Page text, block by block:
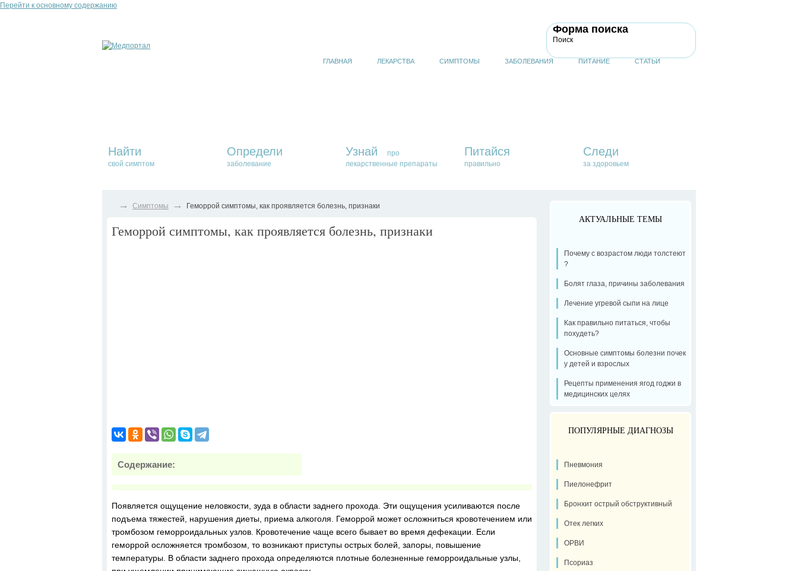
Перейти к основному содержанию
Форма поиска
Поиск
ГЛАВНАЯ ЛЕКАРСТВА СИМПТОМЫ ЗАБОЛЕВАНИЯ ПИТАНИЕ СТАТЬИ
Найти
свой симптом
Определи
заболевание
Узнай
про
лекарственные препараты
Питайся
правильно
Следи
за здоровьем
→ Симптомы → Геморрой симптомы, как проявляется болезнь, признаки
Геморрой симптомы, как проявляется болезнь, признаки
Содержание:
Появляется ощущение неловкости, зуда в области заднего прохода. Эти ощущения усиливаются после
подъема тяжестей, нарушения диеты, приема алкоголя. Геморрой может осложниться кровотечением или
тромбозом геморроидальных узлов. Кровотечение чаще всего бывает во время дефекации. Если
геморрой осложняется тромбозом, то возникают приступы острых болей, запоры, повышение
температуры. В области заднего прохода определяются плотные болезненные геморроидальные узлы,
АКТУАЛЬНЫЕ ТЕМЫ
Почему с возрастом люди толстеют
?
Болят глаза, причины заболевания
Лечение угревой сыпи на лице
Как правильно питаться, чтобы
похудеть?
Основные симптомы болезни почек
у детей и взрослых
Рецепты применения ягод годжи в
медицинских целях
ПОПУЛЯРНЫЕ ДИАГНОЗЫ
Пневмония
Пиелонефрит
Бронхит острый обструктивный
Отек легких
ОРВИ
Псориаз